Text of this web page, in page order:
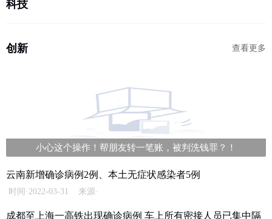
科技
创新 查看更多
小心这个操作！帮朋友转一笔账，被判洗钱罪？！
云南新增确诊病例2例、本土无症状感染者5例
时间·2022-03-31 来源·
成都至上海一高铁出现确诊病例 车上所有密接人员已集中隔